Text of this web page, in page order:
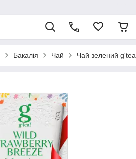
Бакалія Чай Чай зелений